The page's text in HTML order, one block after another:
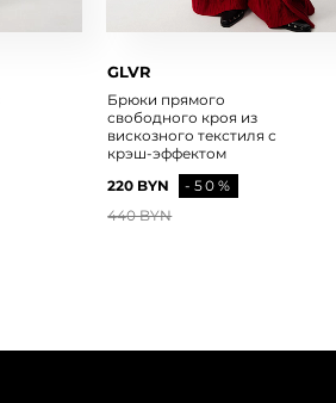
GLVR
Брюки прямого
свободного кроя из
вискозного текстиля с
крэш-эффектом
220 BYN
-50%
440 BYN